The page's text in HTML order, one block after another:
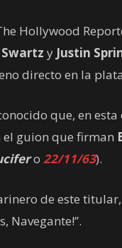
Hollywood
Swartz y Justin
directo en la
que, en
el guion que firman
o 22/11/63).
de este
Navegante!”.